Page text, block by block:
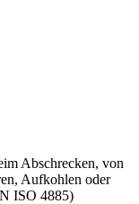
Abschrecken, von
Aufkohlen oder
ISO 4885)